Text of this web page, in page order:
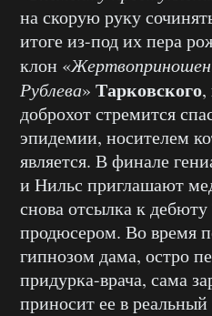
на скорую руку
итоге из-под их пера
клон «
Рублева» Тарковского,
доброхот стремится
эпидемии, носителем
является. В финале
и Нильс приглашают
снова отсылка к
продюсером. Во время
гипнозом дама, остро
придурка-врача, сама
приносит ее в